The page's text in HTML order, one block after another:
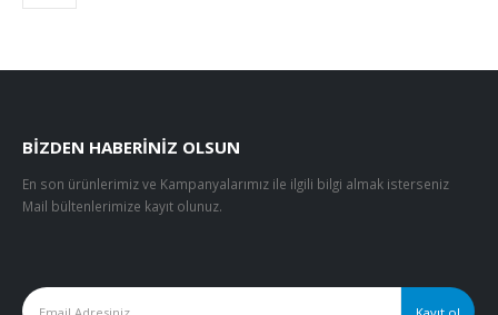
BIZDEN HABERINIZ OLSUN
En son ürünlerimiz ve Kampanyalarımız ile ilgili bilgi almak isterseniz
Mail bültenlerimize kayıt olunuz.